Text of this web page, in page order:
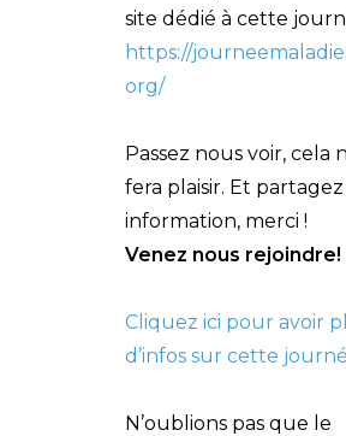
site dédié à cette
https://
org/
Passez nous voir, cela
fera plaisir. Et
information, merci !
Venez nous rejoindre!
Cliquez ici pour avoir
d’infos sur cette
N’oublions pas que le